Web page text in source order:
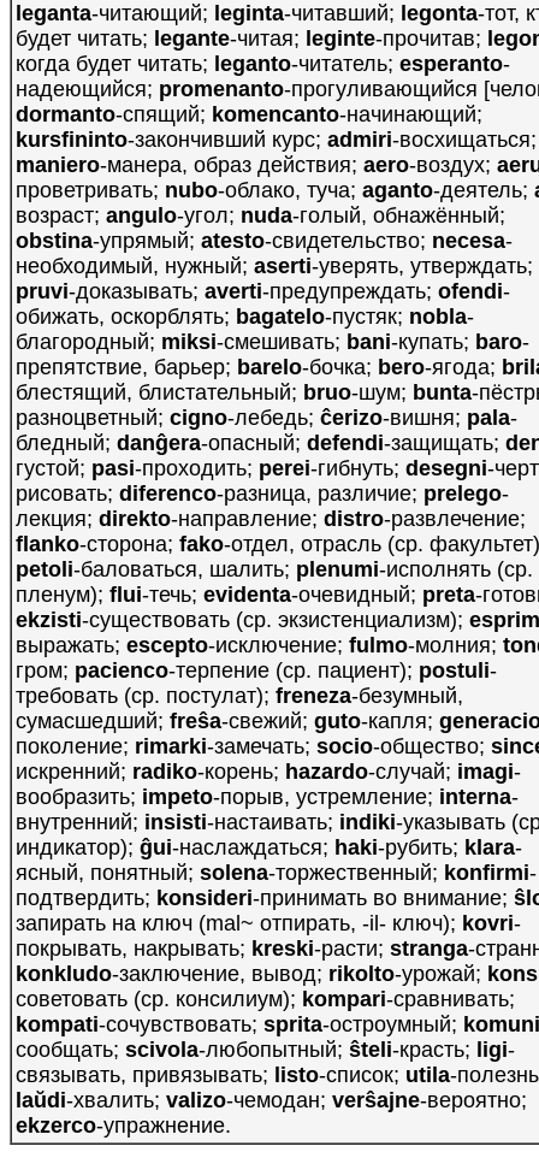
leganta-читающий; leginta-читавший; legonta-тот,
будет читать; legante-читая; leginte-прочитав;
когда будет читать; leganto-читатель; esperanto-
надеющийся; promenanto-прогуливающийся
dormanto-спящий; komencanto-начинающий;
kursfininto-закончивший курс; admiri-восхищаться;
maniero-манера, образ действия; aero-воздух;
проветривать; nubo-облако, туча; aganto-деятель;
возраст; angulo-угол; nuda-голый, обнажённый;
obstina-упрямый; atesto-свидетельство; necesa-
необходимый, нужный; aserti-уверять, утверждать;
pruvi-доказывать; averti-предупреждать; ofendi-
обижать, оскорблять; bagatelo-пустяк; nobla-
благородный; miksi-смешивать; bani-купать; baro-
препятствие, барьер; barelo-бочка; bero-ягода;
блестящий, блистательный; bruo-шум; bunta-
разноцветный; cigno-лебедь; ĉerizo-вишня; pala-
бледный; danĝera-опасный; defendi-защищать;
густой; pasi-проходить; perei-гибнуть; desegni-
рисовать; diferenco-разница, различие; prelego-
лекция; direkto-направление; distro-развлечение;
flanko-сторона; fako-отдел, отрасль (ср.
petoli-баловаться, шалить; plenumi-исполнять (ср.
пленум); flui-течь; evidentа-очевидный; preta-
ekzisti-существовать (ср. экзистенциализм);
выражать; escepto-исключение; fulmo-молния;
гром; pacienco-терпение (ср. пациент); postuli-
требовать (ср. постулат); freneza-безумный,
сумасшедший; freŝa-свежий; guto-капля;
поколение; rimarki-замечать; socio-общество;
искренний; radiko-корень; hazardo-случай; imagi-
вообразить; impeto-порыв, устремление; interna-
внутренний; insisti-настаивать; indiki-указывать
индикатор); ĝui-наслаждаться; haki-рубить; klara-
ясный, понятный; solena-торжественный; konfirmi-
подтвердить; konsideri-принимать во внимание;
запирать на ключ (mal~ отпирать, -il- ключ); kovri-
покрывать, накрывать; kreski-расти; stranga-
konkludo-заключение, вывод; rikolto-урожай;
советовать (ср. консилиум); kompari-сравнивать;
kompati-сочувствовать; sprita-остроумный;
сообщать; scivola-любопытный; ŝteli-красть; ligi-
связывать, привязывать; listo-список; utila-
laŭdi-хвалить; valizo-чемодан; verŝajne-вероятно;
ekzerco-упpажнение.